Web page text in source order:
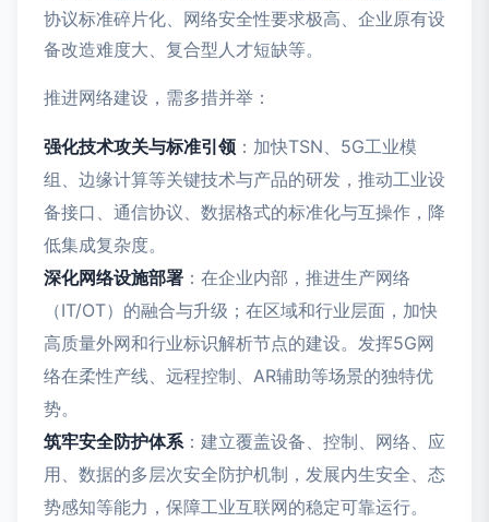
协议标准碎片化、网络安全性要求极高、企业原有设
备改造难度大、复合型人才短缺等。
推进网络建设，需多措并举：
强化技术攻关与标准引领 ：加快TSN、5G工业模
组、边缘计算等关键技术与产品的研发，推动工业设
备接口、通信协议、数据格式的标准化与互操作，降
低集成复杂度。
深化网络设施部署 ：在企业内部，推进生产网络
（IT/OT）的融合与升级；在区域和行业层面，加快
高质量外网和行业标识解析节点的建设。发挥5G网
络在柔性产线、远程控制、AR辅助等场景的独特优
势。
筑牢安全防护体系：建立覆盖设备、控制、网络、应
用、数据的多层次安全防护机制，发展内生安全、态
势感知等能力，保障工业互联网的稳定可靠运行。